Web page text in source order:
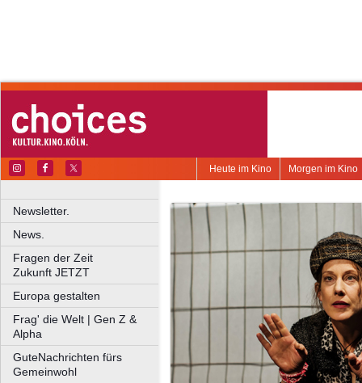
Morgen im Kino
Heute im Kino
Newsletter.
News.
Fragen der Zeit
Zukunft JETZT
Europa gestalten
Frag' die Welt | Gen Z &
Alpha
GuteNachrichten fürs
Gemeinwohl